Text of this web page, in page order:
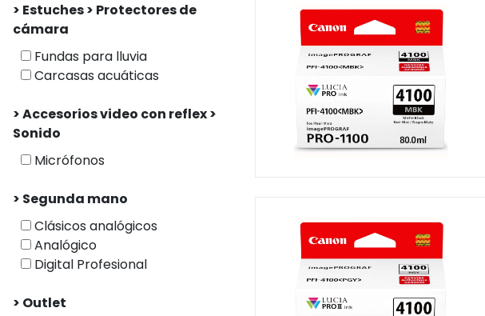
> Estuches > Protectores de
cámara
Fundas para lluvia
Carcasas acuáticas
> Accesorios video con reflex >
Sonido
Micrófonos
> Segunda mano
Clásicos analógicos
Analógico
Digital Profesional
> Outlet